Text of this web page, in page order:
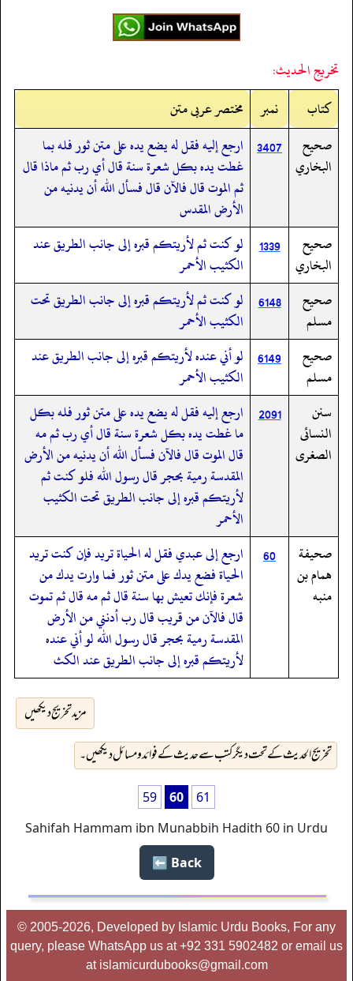
تخريج الحديث:
کتاب
نمبر
مختصر عربی متن
صحيح
البخاري
3407 ارجع إليه فقل له يضع يده على متن ثور فله بما
غطت يده بكل شعرة سنة قال أي رب ثم ماذا قال
ثم الموت قال فالآن قال فسأل الله أن يدنيه من
الأرض المقدس
صحيح
البخاري
1339
لو كنت ثم لأريتكم قبره إلى جانب الطريق عند
الكثيب الأحمر
صحيح
مسلم
6148
لو كنت ثم لأريتكم قبره إلى جانب الطريق تحت
الكثيب الأحمر
صحيح
مسلم
6149 لو أني عنده لأريتكم قبره إلى جانب الطريق عند
الكثيب الأحمر
سنن
النسائى
الصغرى
2091
ارجع إليه فقل له يضع يده على متن ثور فله بكل
ما غطت يده بكل شعرة سنة قال أي رب ثم مه
قال الموت قال فالآن فسأل الله أن يدنيه من الأرض
المقدسة رمية بحجر قال رسول الله فلو كنت ثم
لأريتكم قبره إلى جانب الطريق تحت الكثيب
الأحمر
صحيفة
همام بن
منبه
60
ارجع إلى عبدي فقل له الحياة تريد فإن كنت تريد
الحياة فضع يدك على متن ثور فما وارت يدك من
شعرة فإنك تعيش بها سنة قال ثم مه قال ثم تموت
قال فالآن من قريب قال رب أدنني من الأرض
المقدسة رمية بحجر قال رسول الله لو أني عنده
لأريتكم قبره إلى جانب الطريق عند الكث
مزید تخریج دیکھیں
تخریج الحدیث کے تحت دیگر کتب سے حدیث کے فوائد و مسائل دیکھیں۔
59 60
61
Sahifah Hammam ibn Munabbih Hadith 60 in Urdu
Back ⬅️
© 2005-2026, Developed by Islamic Urdu Books, For any
query, please WhatsApp us at +92 331 5902482 or email us
at islamicurdubooks@gmail.com